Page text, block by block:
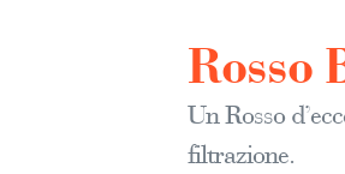
Rosso
Un Rosso
filtrazione.